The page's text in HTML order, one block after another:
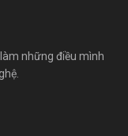
những điều mình